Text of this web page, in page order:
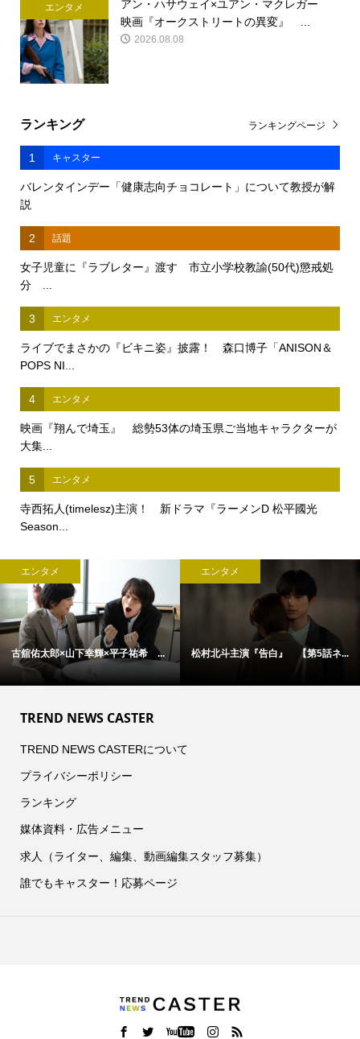
エンタメ
アン・ハサウェイ×ユアン・マクレガー
映画『オークストリートの異変』 ...
2026.08.08
ランキング
1 キャスター
バレンタインデー「健康志向チョコレート」について教授が解
説
2 話題
女子児童に『ラブレター』渡す 市立小学校教諭(50代)懲戒処
分 ...
3 エンタメ
ライブでまさかの『ビキニ姿』披露！ 森口博子「ANISON＆
POPS NI...
4 エンタメ
映画『翔んで埼玉』 総勢53体の埼玉県ご当地キャラクターが
大集...
5 エンタメ
寺西拓人(timelesz)主演！ 新ドラマ『ラーメンD 松平國光
Season...
ランキングページ
エンタメ
古舘佑太郎×山下幸輝×平子祐希 ...
エンタメ
松村北斗主演『告白』 【第5話ネ...
TREND NEWS CASTER
TREND NEWS CASTERについて
プライバシーポリシー
ランキング
媒体資料・広告メニュー
求人（ライター、編集、動画編集スタッフ募集）
誰でもキャスター！応募ページ